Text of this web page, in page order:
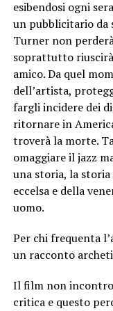
esibendosi ogni
un pubblicitario da
Turner non
soprattutto
amico. Da quel
dell’artista,
fargli incidere dei
ritornare in
troverà la morte.
omaggiare il jazz
una storia, la
eccelsa e della
uomo.
Per chi frequenta
un racconto
Il film non
critica e questo